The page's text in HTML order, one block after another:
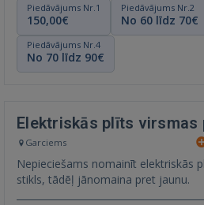
Piedāvājums Nr.1
150,00€
Piedāvājums Nr.2
No 60 līdz 70€
Piedāvājums Nr.4
No 70 līdz 90€
Elektriskās plīts virsmas
Garciems
Nepieciešams nomainīt elektriskās
stikls, tādēļ jānomaina pret jaunu.